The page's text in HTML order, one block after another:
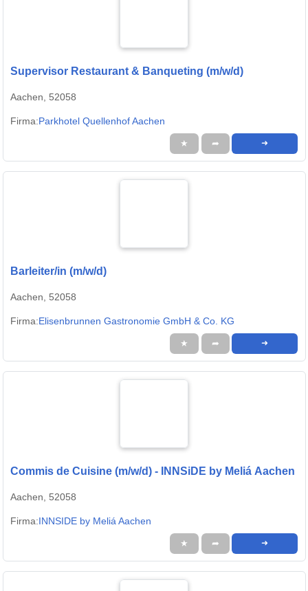
Supervisor Restaurant & Banqueting (m/w/d)
Aachen, 52058
Firma:Parkhotel Quellenhof Aachen
★ ➦ ➜
Barleiter/in (m/w/d)
Aachen, 52058
Firma:Elisenbrunnen Gastronomie GmbH & Co. KG
★ ➦ ➜
Commis de Cuisine (m/w/d) - INNSiDE by Meliá Aachen
Aachen, 52058
Firma:INNSIDE by Meliá Aachen
★ ➦ ➜